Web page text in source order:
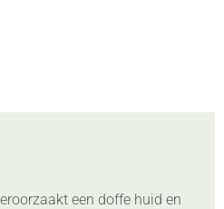
een doffe huid en